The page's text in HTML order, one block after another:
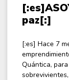
paz[:]
[:es] Hace 7
Quántica,